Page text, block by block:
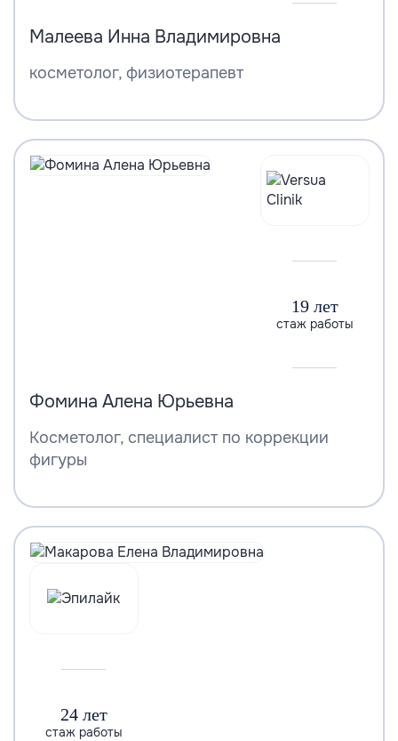
Малеева Инна Владимировна
косметолог, физиотерапевт
19 лет
стаж работы
Фомина Алена Юрьевна
Косметолог, специалист по коррекции
фигуры
24 лет
стаж работы